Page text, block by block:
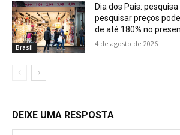
Brasil
Dia dos Pais:
pesquisar preços
de até 180% no
4 de agosto de 2026
DEIXE UMA RESPOSTA